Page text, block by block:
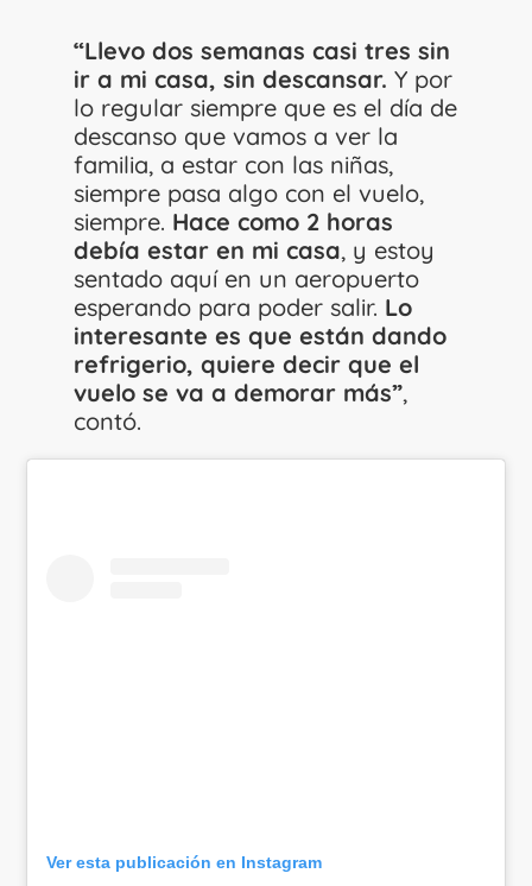
“Llevo dos semanas casi tres sin
ir a mi casa, sin descansar. Y por
lo regular siempre que es el día de
descanso que vamos a ver la
familia, a estar con las niñas,
siempre pasa algo con el vuelo,
siempre. Hace como 2 horas
debía estar en mi casa, y estoy
sentado aquí en un aeropuerto
esperando para poder salir. Lo
interesante es que están dando
refrigerio, quiere decir que el
vuelo se va a demorar más”,
contó.
Ver esta publicación en Instagram